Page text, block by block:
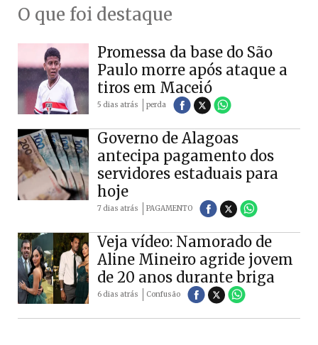
O que foi destaque
Promessa da base do São
Paulo morre após ataque a
tiros em Maceió
5 dias atrás perda
Governo de Alagoas
antecipa pagamento dos
servidores estaduais para
hoje
7 dias atrás PAGAMENTO
Veja vídeo: Namorado de
Aline Mineiro agride jovem
de 20 anos durante briga
6 dias atrás Confusão